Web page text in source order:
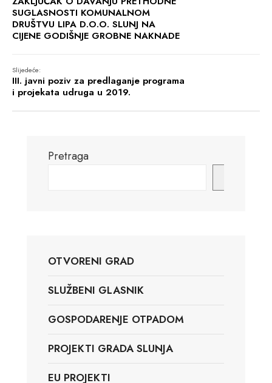
SUGLASNOSTI KOMUNALNOM
DRUŠTVU LIPA D.O.O. SLUNJ NA
CIJENE GODIŠNJE GROBNE NAKNADE
Slijedeće:
III. javni poziv za predlaganje programa
i projekata udruga u 2019.
Pretraga
OTVORENI GRAD
SLUŽBENI GLASNIK
GOSPODARENJE OTPADOM
PROJEKTI GRADA SLUNJA
EU PROJEKTI